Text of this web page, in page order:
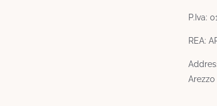
P.Iva:
REA:
Arezzo